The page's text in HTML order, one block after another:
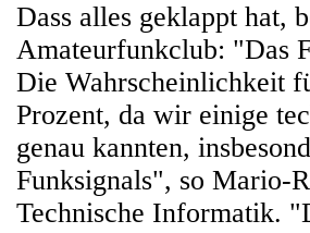
Dass alles geklappt hat,
Amateurfunkclub: "Das
Die Wahrscheinlichkeit
Prozent, da wir einige
genau kannten,
Funksignals", so Mario-
Technische Informatik.